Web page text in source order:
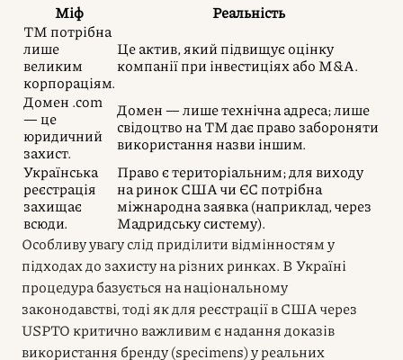
Міф
Реальність
ТМ потрібна
лише
великим
корпораціям.
Це актив, який підвищує оцінку
компанії при інвестиціях або M&A.
Домен .com
— це
юридичний
захист.
Домен — лише технічна адреса; лише
свідоцтво на ТМ дає право забороняти
використання назви іншим.
Українська
реєстрація
захищає
всюди.
Право є територіальним; для виходу
на ринок США чи ЄС потрібна
міжнародна заявка (наприклад, через
Мадридську систему).
Особливу увагу слід приділити відмінностям у
підходах до захисту на різних ринках. В Україні
процедура базується на національному
законодавстві, тоді як для реєстрації в США через
USPTO критично важливим є надання доказів
використання бренду (specimens) у реальних